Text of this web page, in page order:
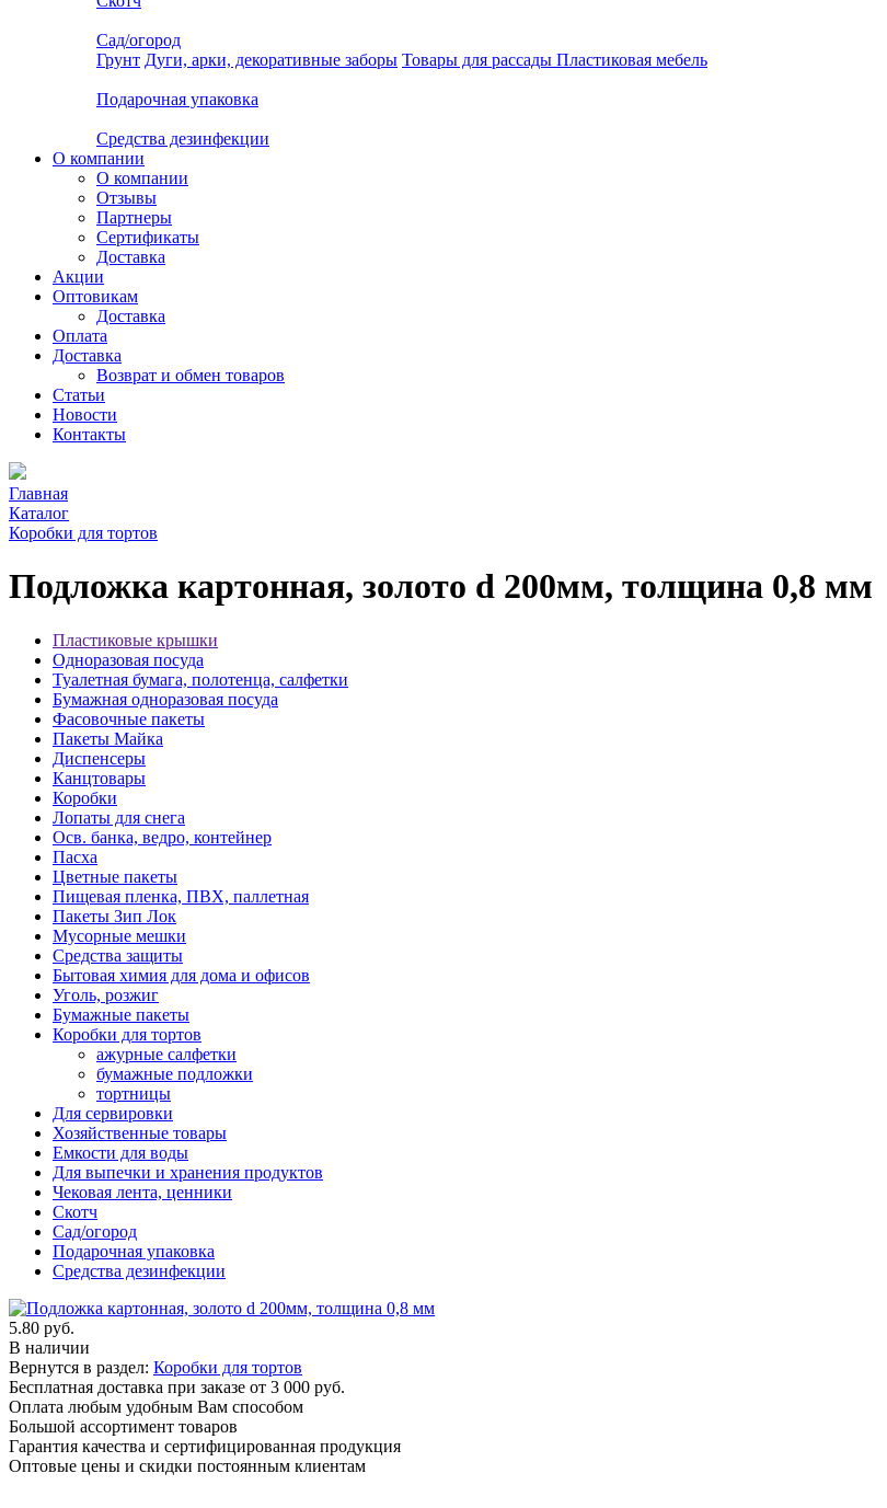
Сад/огород
Грунт Дуги, арки, декоративные заборы Товары для рассады Пластиковая мебель
Подарочная упаковка
Средства дезинфекции
О компании
О компании
Отзывы
Партнеры
Сертификаты
Доставка
Акции
Оптовикам
Доставка
Оплата
Доставка
Возврат и обмен товаров
Статьи
Новости
Контакты
Главная
Каталог
Коробки для тортов
Подложка картонная, золото d 200мм, толщина 0,8 мм
Пластиковые крышки
Одноразовая посуда
Туалетная бумага, полотенца, салфетки
Бумажная одноразовая посуда
Фасовочные пакеты
Пакеты Майка
Диспенсеры
Канцтовары
Коробки
Лопаты для снега
Осв. банка, ведро, контейнер
Пасха
Цветные пакеты
Пищевая пленка, ПВХ, паллетная
Пакеты Зип Лок
Мусорные мешки
Средства защиты
Бытовая химия для дома и офисов
Уголь, розжиг
Бумажные пакеты
Коробки для тортов
ажурные салфетки
бумажные подложки
тортницы
Для сервировки
Хозяйственные товары
Емкости для воды
Для выпечки и хранения продуктов
Чековая лента, ценники
Скотч
Сад/огород
Подарочная упаковка
Средства дезинфекции
5.80 руб.
В наличии
Вернутся в раздел: Коробки для тортов
Бесплатная доставка при заказе от 3 000 руб.
Оплата любым удобным Вам способом
Большой ассортимент товаров
Гарантия качества и сертифицированная продукция
Оптовые цены и скидки постоянным клиентам